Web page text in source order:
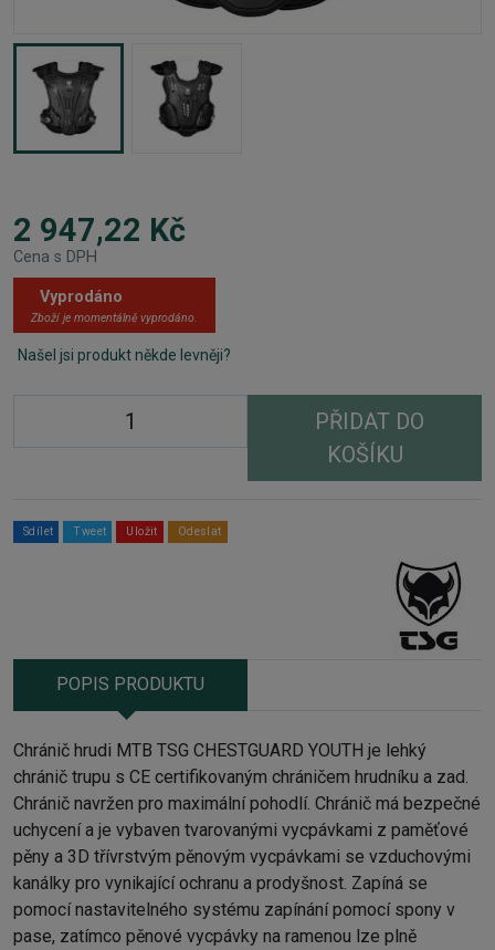
2 947,22 Kč
Cena s DPH
Vyprodáno
Zboží je momentálně vyprodáno.
Našel jsi produkt někde levněji?
PŘIDAT DO
KOŠÍKU
Sdílet Tweet Uložit Odeslat
POPIS PRODUKTU
Chránič hrudi MTB TSG CHESTGUARD YOUTH je lehký
chránič trupu s CE certifikovaným chráničem hrudníku a zad.
Chránič navržen pro maximální pohodlí. Chránič má bezpečné
uchycení a je vybaven tvarovanými vycpávkami z paměťové
pěny a 3D třívrstvým pěnovým vycpávkami se vzduchovými
kanálky pro vynikající ochranu a prodyšnost. Zapíná se
pomocí nastavitelného systému zapínání pomocí spony v
pase, zatímco pěnové vycpávky na ramenou lze plně